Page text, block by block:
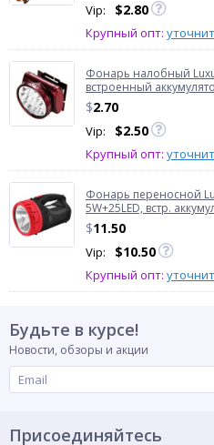
Vip: $2.80
Крупный опт:
Фонарь налобный
встроенный
$2.70
Vip: $2.50
Крупный опт:
Фонарь переносной
5W+25LED, встр.
$11.50
Vip: $10.50
Крупный опт:
Будьте в курсе!
Новости, обзоры и акции
Присоединяйтесь